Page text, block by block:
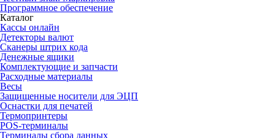
Программное обеспечение
Каталог
Кассы онлайн
Детекторы валют
Сканеры штрих кода
Денежные ящики
Комплектующие и запчасти
Расходные материалы
Весы
Защищенные носители для ЭЦП
Оснастки для печатей
Термопринтеры
POS-терминалы
Терминалы сбора данных